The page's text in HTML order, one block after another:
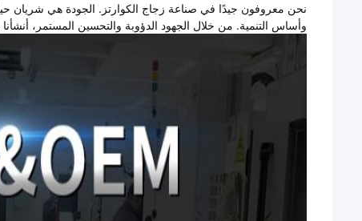
نحن معروفون جيدًا في صناعة زجاج الكوارتز. الجودة هي
وأساس التنمية. من خلال الجهود الدؤوبة والتحسين المستمر،